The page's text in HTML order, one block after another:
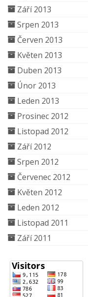
Září 2013
Srpen 2013
Červen 2013
Květen 2013
Duben 2013
Únor 2013
Leden 2013
Prosinec 2012
Listopad 2012
Září 2012
Srpen 2012
Červenec 2012
Květen 2012
Leden 2012
Listopad 2011
Září 2011